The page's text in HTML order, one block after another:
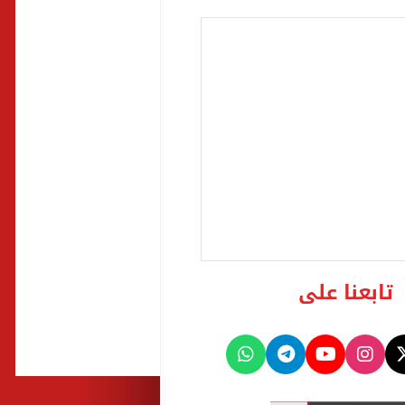
تابعنا على